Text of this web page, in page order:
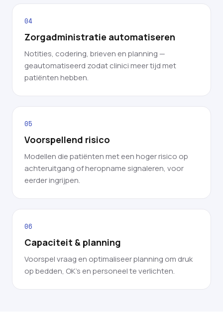
04
Zorgadministratie automatiseren
Notities, codering, brieven en planning —
geautomatiseerd zodat clinici meer tijd met
patiënten hebben.
05
Voorspellend risico
Modellen die patiënten met een hoger risico op
achteruitgang of heropname signaleren, voor
eerder ingrijpen.
06
Capaciteit & planning
Voorspel vraag en optimaliseer planning om druk
op bedden, OK's en personeel te verlichten.